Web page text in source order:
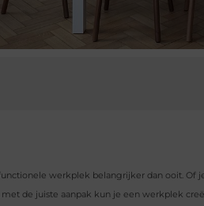
werkplek belangrijker dan ooit. Of
de juiste aanpak kun je een werkplek